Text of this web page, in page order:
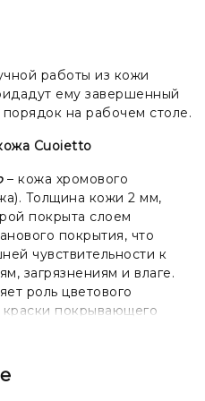
работы из кожи
ему завершенный
на рабочем столе.
Cuoietto
– кожа хромового
Толщина кожи 2 мм,
покрыта слоем
покрытия, что
чувствительности к
загрязнениям и влаге.
роль цветового
краски покрывающего
используется слой